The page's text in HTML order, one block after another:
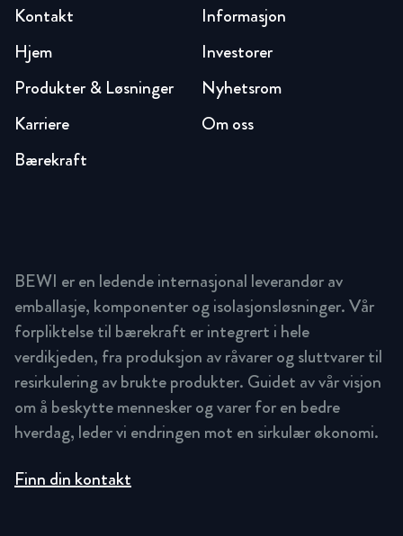
Hjem
Produkter & Løsninger
Karriere
Bærekraft
Investorer
Nyhetsrom
Om oss
Kontakt Informasjon
BEWI er en ledende internasjonal leverandør av
emballasje, komponenter og isolasjonsløsninger. Vår
forpliktelse til bærekraft er integrert i hele
verdikjeden, fra produksjon av råvarer og sluttvarer til
resirkulering av brukte produkter. Guidet av vår visjon
om å beskytte mennesker og varer for en bedre
hverdag, leder vi endringen mot en sirkulær økonomi.
Finn din kontakt